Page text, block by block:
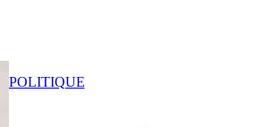
POLITIQUE